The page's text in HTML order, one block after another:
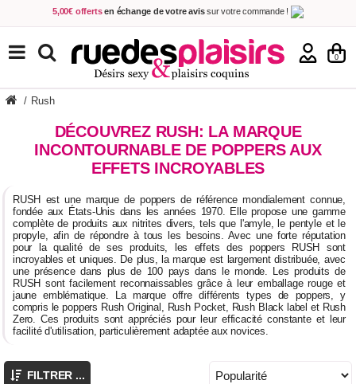
5,00€ offerts en échange de votre avissur votre commande !
Achetez aujourd'hui. Décidez quand payer !
Livraison en 48h
au prix de 2,90 € ! (Offerte dès 69,00€ d'achat)
0
TOUS NOS PRODUITS
/ Rush
DÉCOUVREZ RUSH: LA MARQUE
INCONTOURNABLE DE POPPERS AUX
EFFETS INCROYABLES
RUSH est une marque de poppers de référence mondialement connue,
fondée aux États-Unis dans les années 1970. Elle propose une gamme
complète de produits aux nitrites divers, tels que l'amyle, le pentyle et le
propyle, afin de répondre à tous les besoins. Avec une forte réputation
pour la qualité de ses produits, les effets des poppers RUSH sont
incroyables et uniques. De plus, la marque est largement distribuée, avec
une présence dans plus de 100 pays dans le monde. Les produits de
RUSH sont facilement reconnaissables grâce à leur emballage rouge et
jaune emblématique. La marque offre différents types de poppers, y
compris le poppers Rush Original, Rush Pocket, Rush Black label et Rush
Zero. Ces produits sont appréciés pour leur efficacité constante et leur
facilité d'utilisation, particulièrement adaptée aux novices.
FILTRER ...